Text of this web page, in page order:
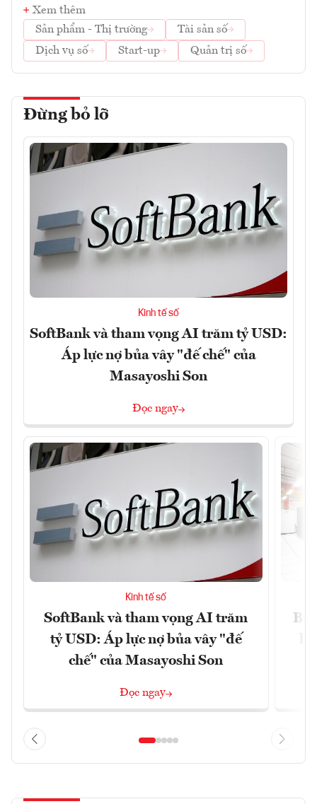
Xem thêm
Sản phẩm - Thị trường
Tài sản số
Dịch vụ số
Start-up Quản trị số
Đừng bỏ lỡ
Kinh tế số
SoftBank và tham vọng AI trăm tỷ USD:
Áp lực nợ bủa vây "đế chế" của
Masayoshi Son
Đọc ngay
Kinh tế số
SoftBank và tham vọng AI trăm
tỷ USD: Áp lực nợ bủa vây "đế
chế" của Masayoshi Son
Đọc ngay